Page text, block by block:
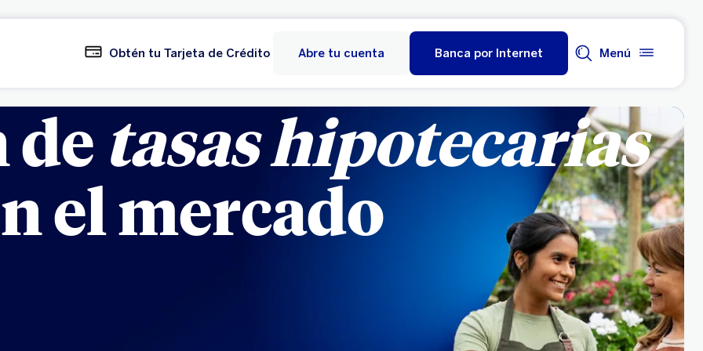
Obtén tu Tarjeta de Crédito Abre tu cuenta Banca por Internet Menú
de tasas hipotecarias
el mercado